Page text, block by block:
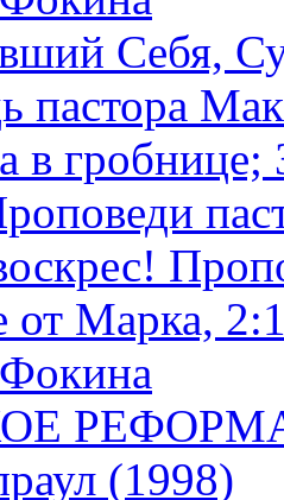
Себя,
пастора
в
от Марка,
(1998)